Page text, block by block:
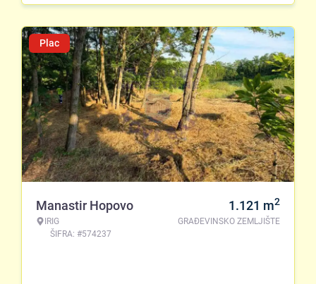
Plac
Manastir Hopovo
IRIG
ŠIFRA: #574237
1.121 m2
GRAĐEVINSKO ZEMLJIŠTE